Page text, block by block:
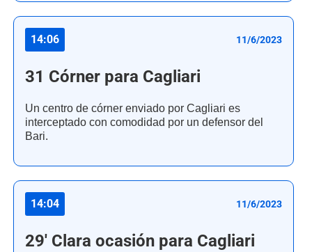
14:06 11/6/2023
31 Córner para Cagliari
Un centro de córner enviado por Cagliari es
interceptado con comodidad por un defensor del
Bari.
14:04 11/6/2023
29' Clara ocasión para Cagliari